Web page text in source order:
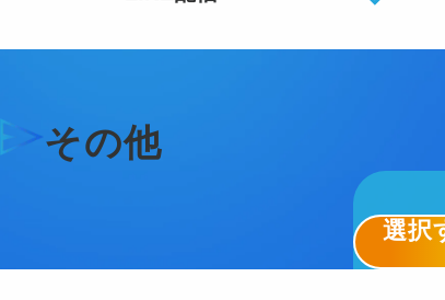
その他
選択